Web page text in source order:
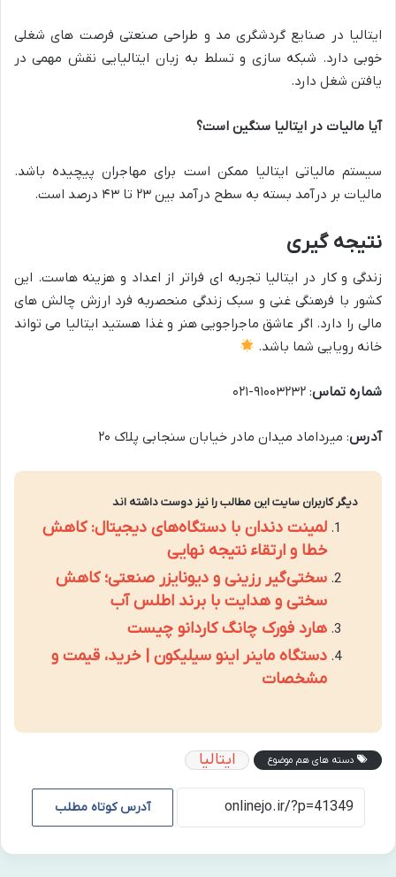
ایتالیا در صنایع گردشگری مد و طراحی صنعتی فرصت های شغلی
خوبی دارد. شبکه سازی و تسلط به زبان ایتالیایی نقش مهمی در
یافتن شغل دارد.
آیا مالیات در ایتالیا سنگین است؟
سیستم مالیاتی ایتالیا ممکن است برای مهاجران پیچیده باشد.
مالیات بر درآمد بسته به سطح درآمد بین ۲۳ تا ۴۳ درصد است.
نتیجه گیری
زندگی و کار در ایتالیا تجربه ای فراتر از اعداد و هزینه هاست. این
کشور با فرهنگی غنی و سبک زندگی منحصربه فرد ارزش چالش های
مالی را دارد. اگر عاشق ماجراجویی هنر و غذا هستید ایتالیا می تواند
خانه رویایی شما باشد.
شماره تماس: ۹۱۰۰۳۲۳۲-۰۲۱
آدرس: میرداماد میدان مادر خیابان سنجابی پلاک ۲۰
دیگر کاربران سایت این مطالب را نیز دوست داشته اند
لمینت دندان با دستگاه‌های دیجیتال: کاهش
خطا و ارتقاء نتیجه نهایی
سختی‌گیر رزینی و دیونایزر صنعتی؛ کاهش
سختی و هدایت با برند اطلس آب
هارد فورک چانگ کاردانو چیست
دستگاه ماینر اینو سیلیکون | خرید، قیمت و
مشخصات
دسته های هم موضوع ایتالیا
آدرس کوتاه مطلب